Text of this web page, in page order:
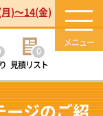
)～14(金)
見積リスト
0
ジのご紹